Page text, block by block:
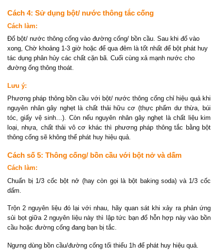
Cách 4: Sử dụng bột/ nước thông tắc cống
Cách làm:
Đổ bột/ nước thông cống vào đường cống/ bồn cầu. Sau khi đổ vào
xong, Chờ khoảng 1-3 giờ hoặc để qua đêm là tốt nhất để bột phát huy
tác dụng phân hủy các chất cặn bã. Cuối cùng xả mạnh nước cho
đường ống thông thoát.
Lưu ý:
Phương pháp thông bồn cầu với bột/ nước thông cống chỉ hiệu quả khi
nguyên nhân gây nghẹt là chất thải hữu cơ (thực phẩm dư thừa, búi
tóc, giấy vệ sinh…). Còn nếu nguyên nhân gây nghẹt là chất liệu kim
loại, nhựa, chất thải vô cơ khác thì phương pháp thông tắc bằng bột
thông cống sẽ không thể phát huy hiệu quả.
Cách số 5: Thông cống/ bồn cầu với bột nở và dấm
Cách làm:
Chuẩn bị 1/3 cốc bột nở (hay còn gọi là bột baking soda) và 1/3 cốc
dấm.
Trộn 2 nguyên liệu đó lại với nhau, hãy quan sát khi xảy ra phản ứng
sủi bọt giữa 2 nguyên liệu này thì lập tức bạn đổ hỗn hợp này vào bồn
cầu hoặc đường cống đang bạn bị tắc.
Ngưng dùng bồn cầu/đường cống tối thiểu 1h để phát huy hiệu quả.